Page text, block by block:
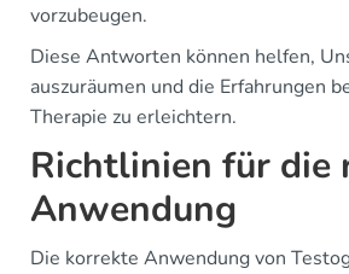
vorzubeugen.
Diese Antworten können helfen,
auszuräumen und die Erfahrungen
Therapie zu erleichtern.
Richtlinien für die
Anwendung
Die korrekte Anwendung von